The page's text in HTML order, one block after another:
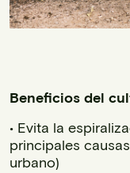
Beneficios del
• Evita la
principales
urbano)